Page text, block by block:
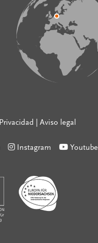
Privacidad Aviso legal
Instagram Youtube